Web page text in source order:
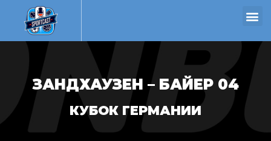
ЗАНДХАУЗЕН – БАЙЕР 04
КУБОК ГЕРМАНИИ